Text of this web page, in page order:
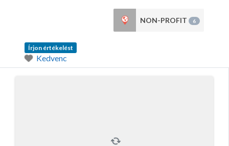
NON-PROFIT 6
Írjon értékelést
Kedvenc